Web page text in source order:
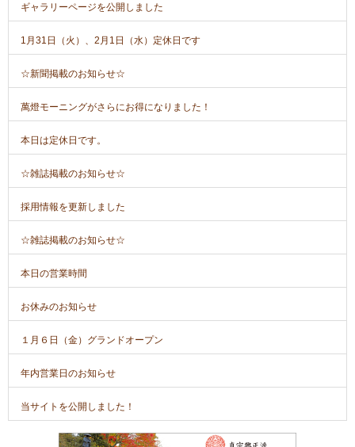
ギャラリーページを公開しました
1月31日（火）、2月1日（水）定休日です
☆新聞掲載のお知らせ☆
萬燈モーニングがさらにお得になりました！
本日は定休日です。
☆雑誌掲載のお知らせ☆
採用情報を更新しました
☆雑誌掲載のお知らせ☆
本日の営業時間
お休みのお知らせ
１月６日（金）グランドオープン
年内営業日のお知らせ
当サイトを公開しました！